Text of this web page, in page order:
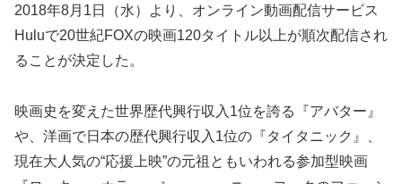
2018年8月1日（水）より、オンライン動画配信サービス
Huluで20世紀FOXの映画120タイトル以上が順次配信され
ることが決定した。
映画史を変えた世界歴代興行収入1位を誇る『アバター』
や、洋画で日本の歴代興行収入1位の『タイタニック』、
現在大人気の“応援上映”の元祖ともいわれる参加型映画